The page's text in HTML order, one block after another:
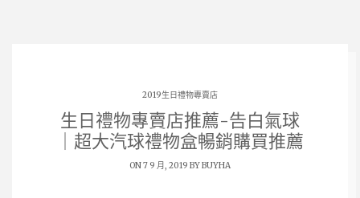
2019生日禮物專賣店
生日禮物專賣店推薦-告白氣球
｜超大汽球禮物盒暢銷購買推薦
ON 7 9 月, 2019 BYBUYHA